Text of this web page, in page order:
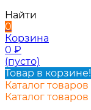
Найти
0
Корзина
0 ₽
(пусто)
Товар в корзине!
Каталог товаров
Каталог товаров